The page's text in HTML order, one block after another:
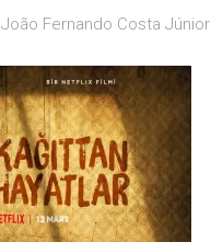
João Fernando Costa Júnior